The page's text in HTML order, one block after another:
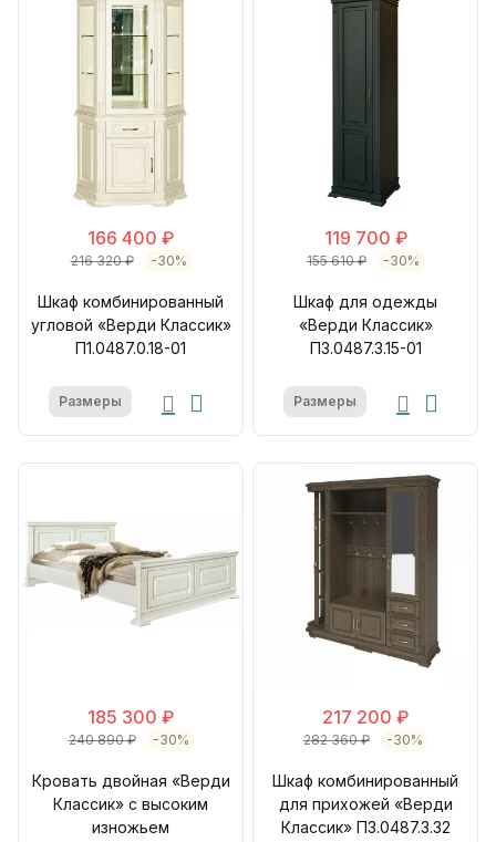
166 400 ₽
216 320 ₽ -30%
Шкаф комбинированный
угловой «Верди Классик»
П1.0487.0.18-01
Размеры
119 700 ₽
155 610 ₽ -30%
Шкаф для одежды
«Верди Классик»
П3.0487.3.15-01
Размеры
185 300 ₽
240 890 ₽ -30%
Кровать двойная «Верди
Классик» с высоким
изножьем
217 200 ₽
282 360 ₽ -30%
Шкаф комбинированный
для прихожей «Верди
Классик» П3.0487.3.32